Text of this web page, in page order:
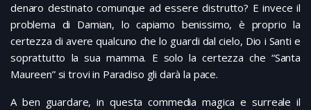
denaro destinato comunque ad essere distrutto? E invece il
problema di Damian, lo capiamo benissimo, è proprio la
certezza di avere qualcuno che lo guardi dal cielo, Dio i Santi e
soprattutto la sua mamma. E solo la certezza che “Santa
Maureen” si trovi in Paradiso gli darà la pace.
A ben guardare, in questa commedia magica e surreale il